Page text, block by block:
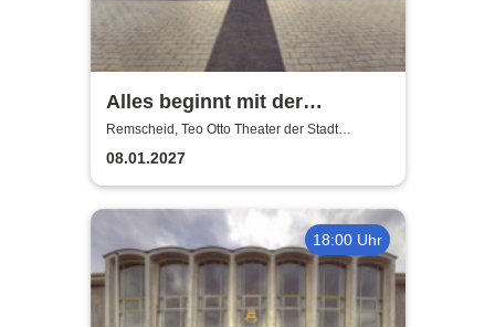
Alles beginnt mit der
Sehnsucht - Teo Otto Theater
Remscheid, Teo Otto Theater der Stadt
Remscheid
08.01.2027
18:00 Uhr